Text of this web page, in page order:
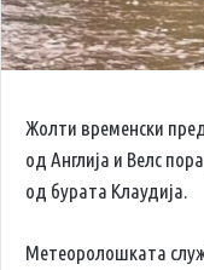
Жолти временски
од Англија и Велс
од бурата Клаудија.
Метеоролошката